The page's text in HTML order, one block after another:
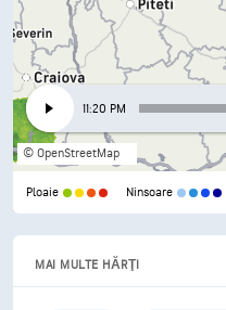
11:20 PM
© OpenStreetMap
Ploaie Ninsoare
MAI MULTE HĂRŢI